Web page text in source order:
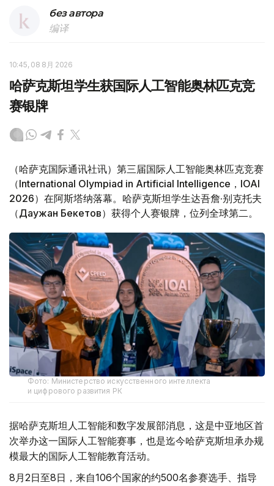
без автора
编译
10:45, 08 8月 2026
哈萨克斯坦学生获国际人工智能奥林匹克竞
赛银牌
（哈萨克国际通讯社讯）第三届国际人工智能奥林匹克竞赛
（International Olympiad in Artificial Intelligence，IOAI
2026）在阿斯塔纳落幕。哈萨克斯坦学生达吾詹·别克托夫
（Даужан Бекетов）获得个人赛银牌，位列全球第二。
Фото: Министерство искусственного интеллекта
и цифрового развития РК
据哈萨克斯坦人工智能和数字发展部消息，这是中亚地区首
次举办这一国际人工智能赛事，也是迄今哈萨克斯坦承办规
模最大的国际人工智能教育活动。
8月2日至8日，来自106个国家的约500名参赛选手、指导